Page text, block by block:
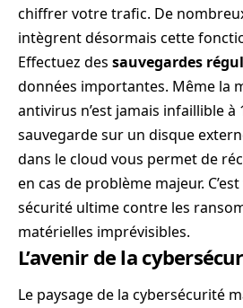
chiffrer votre trafic. De
intègrent désormais cette
Effectuez des sauvegardes
données importantes. Même la
antivirus n’est jamais infaillible à
sauvegarde sur un disque
dans le cloud vous permet de
en cas de problème majeur.
sécurité ultime contre les
matérielles imprévisibles.
L’avenir de la
Le paysage de la cybersécurité